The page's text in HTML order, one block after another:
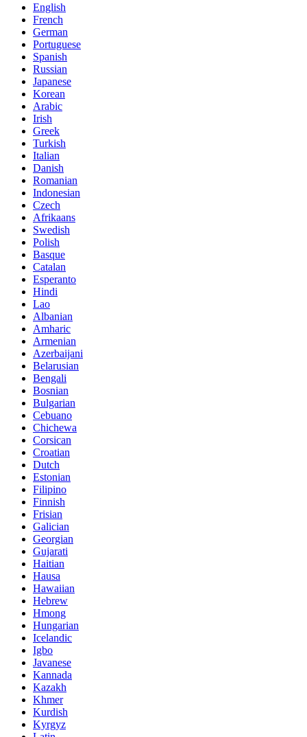
English
French
German
Portuguese
Spanish
Russian
Japanese
Korean
Arabic
Irish
Greek
Turkish
Italian
Danish
Romanian
Indonesian
Czech
Afrikaans
Swedish
Polish
Basque
Catalan
Esperanto
Hindi
Lao
Albanian
Amharic
Armenian
Azerbaijani
Belarusian
Bengali
Bosnian
Bulgarian
Cebuano
Chichewa
Corsican
Croatian
Dutch
Estonian
Filipino
Finnish
Frisian
Galician
Georgian
Gujarati
Haitian
Hausa
Hawaiian
Hebrew
Hmong
Hungarian
Icelandic
Igbo
Javanese
Kannada
Kazakh
Khmer
Kurdish
Kyrgyz